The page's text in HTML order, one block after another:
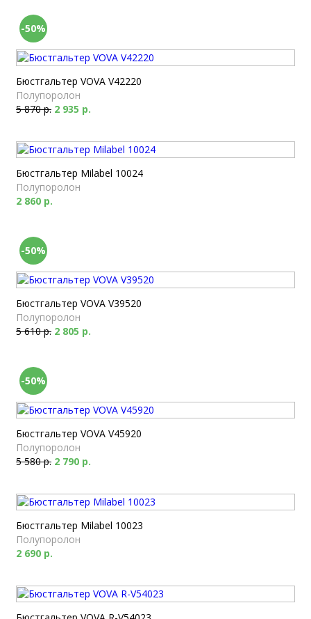
-50%
Бюстгальтер VOVA V42220
Полупоролон
5 870 р. 2 935 р.
Бюстгальтер Milabel 10024
Полупоролон
2 860 р.
-50%
Бюстгальтер VOVA V39520
Полупоролон
5 610 р. 2 805 р.
-50%
Бюстгальтер VOVA V45920
Полупоролон
5 580 р. 2 790 р.
Бюстгальтер Milabel 10023
Полупоролон
2 690 р.